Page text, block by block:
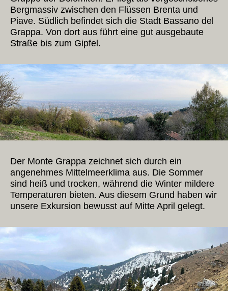
Bergmassiv zwischen den Flüssen Brenta und
Piave. Südlich befindet sich die Stadt Bassano del
Grappa. Von dort aus führt eine gut ausgebaute
Straße bis zum Gipfel.
Der Monte Grappa zeichnet sich durch ein
angenehmes Mittelmeerklima aus. Die Sommer
sind heiß und trocken, während die Winter mildere
Temperaturen bieten. Aus diesem Grund haben wir
unsere Exkursion bewusst auf Mitte April gelegt.